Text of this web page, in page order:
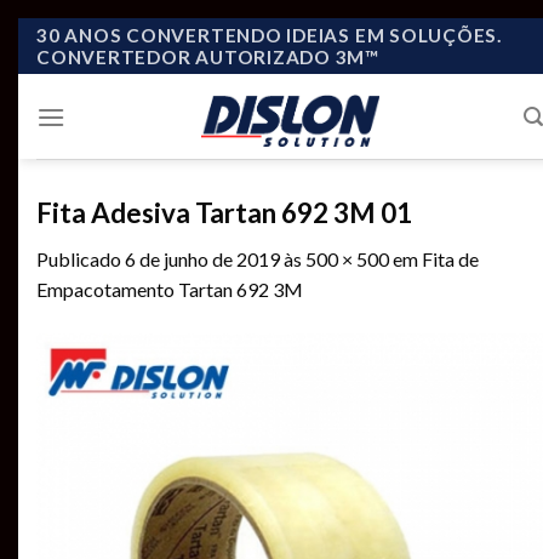
Skip
30 ANOS CONVERTENDO IDEIAS EM SOLUÇÕES.
CONVERTEDOR AUTORIZADO 3M™
Fita Adesiva Tartan 692 3M 01
Publicado6 de junho de 2019às 500 × 500em Fita de
Empacotamento Tartan 692 3M